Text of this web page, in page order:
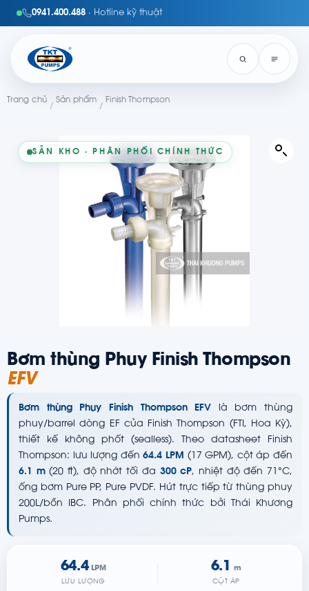
0941.400.488 · Hotline kỹ thuật
Trang chủ
/
Sản phẩm
/
Finish Thompson
SẴN KHO · PHÂN PHỐI CHÍNH THỨC
Bơm thùng Phuy Finish Thompson
EFV
Bơm thùng Phuy Finish Thompson EFV là bơm thùng
phuy/barrel dòng EF của Finish Thompson (FTI, Hoa Kỳ),
thiết kế không phốt (sealless). Theo datasheet Finish
Thompson: lưu lượng đến64.4 LPM (17 GPM), cột áp đến
6.1 m(20 ft), độ nhớt tối đa 300 cP, nhiệt độ đến 71°C,
ống bơm Pure PP, Pure PVDF. Hút trực tiếp từ thùng phuy
200L/bồn IBC. Phân phối chính thức bởi Thái Khương
Pumps.
64.4 LPM
LƯU LƯỢNG
6.1 m
CỘT ÁP